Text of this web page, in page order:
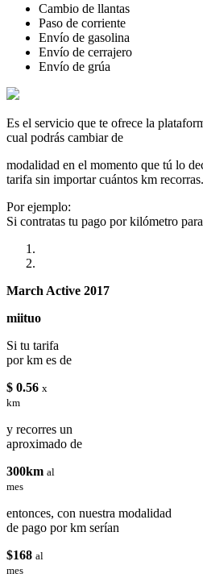
Cambio de llantas
Paso de corriente
Envío de gasolina
Envío de cerrajero
Envío de grúa
Es el servicio que te ofrece la
cual podrás cambiar de
modalidad en el momento que tú lo
tarifa sin importar cuántos km recorras.
Por ejemplo:
Si contratas tu pago por kilómetro
March Active 2017
miituo
Si tu tarifa
por km es de
$ 0.56 x
km
y recorres un
aproximado de
300km al
mes
entonces, con nuestra modalidad
de pago por km serían
$168 al
mes